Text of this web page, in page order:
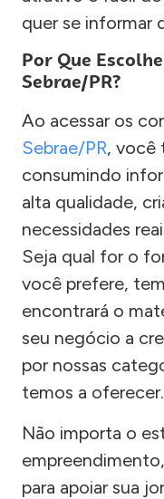
quer se informar
Por Que
Sebrae/PR?
Ao acessar os
Sebrae/PR, você
consumindo
alta qualidade,
necessidades
Seja qual for o
você prefere,
encontrará o
seu negócio a
por nossas
temos a oferecer.
Não importa o
para apoiar sua